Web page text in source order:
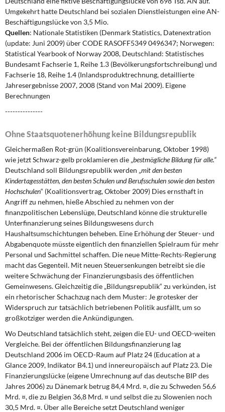
Umgekehrt hatte Deutschland bei sozialen Dienstleistungen eine AN-
Beschäftigungslücke von 3,5 Mio.
Quellen: Nationale Statistiken (Denmark Statistics, Datenextration
(update: Juni 2009) über CODE RASOFF5349 0496347; Norwegen:
Statistical Yearbook of Norway 2008, Deutschland: Statistisches
Bundesamt Fachserie 1, Reihe 1.3 (Bevölkerungsfortschreibung) und
Fachserie 18, Reihe 1.4 (Inlandsproduktrechnung, detaillierte
Jahresergebnisse 2007, 2008 (Stand von Mai 2009). Eigene
Berechnungen
---------------
Ohne Staatsquotenerhöhung keine Bildungsrepublik
Gleichermaßen Rot-grün (Koalitionsvereinbarung, Oktober 1998)
wie jetzt Schwarz-gelb proklamieren die „bestmögliche Bildung für alle.“
Deutschland soll Bildungsrepublik werden „mit den besten
Kindertagesstätten, den besten Schulen und Berufsschulen sowie den besten
Hochschulen“ (Koalitionsvertrag, Oktober 2009) Dies ernsthaft in
Angriff zu nehmen, hieße Abschied zu nehmen von der
finanzpolitischen Lebenslüge, Deutschland könne die strukturelle
Unterfinanzierung seines Bildungswesens durch
Haushaltsumschichtungen beheben. Eine Erhöhung der Steuer- und
Abgabenquote müsste eigentlich den finanziellen Spielraum für mehr
Personal und Sachmittel schaffen. Die neue Mitte-Rechts-Regierung
macht das Gegenteil. Mit neuen Steuersenkungen betreibt sie die
weitere Schwächung der Finanzierungsbasis des öffentlichen
Gemeinwesens. Gleichzeitig die „Bildungsrepublik“ zu verkünden, ist
ein rhetorischer Schachzug nach dem Muster: Je grotesker der
Widerspruch zur tatsächlich betriebenen Politik ausfällt, um so
großkotziger werden die Ankündigungen.
Wo Deutschland tatsächlich steht, zeigen die EU- und OECD-weiten
Vergleiche. Bei der öffentlichen Bildungsfinanzierung lag
Deutschland 2006 im OECD-Raum auf Platz 24 (Education at a
Glance 2009, Indikator B4.1) und innereuropäisch auf Platz 23. Die
Finanzierungslücke (eigene Umrechnung auf das deutsche BIP des
Jahres 2006) zu Dänemark betrug 84,4 Mrd. ¤, die zu Schweden 56,6
Mrd. ¤, die zu Belgien 36,8 Mrd. ¤ und selbst die zu Slowenien noch
30,5 Mrd. ¤. Über alle Bereiche setzt Deutschland weniger